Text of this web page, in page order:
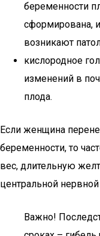
беременности
сформирована,
возникают
кислородное
изменений в
плода.
Если женщина
беременности, то
вес, длительную
центральной
Важно!